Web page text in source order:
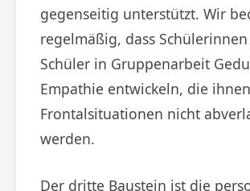
gegenseitig unterstützt. Wir
regelmäßig, dass
Schüler in Gruppenarbeit
Empathie entwickeln, die
Frontalsituationen nicht
werden.
Der dritte Baustein ist die